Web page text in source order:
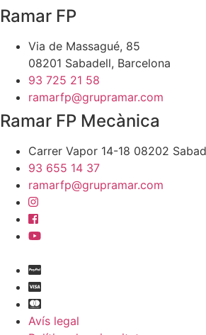
Ramar FP
Via de Massagué, 85
08201 Sabadell, Barcelona
93 725 21 58
ramarfp@grupramar.com
Ramar FP Mecànica
Carrer Vapor 14-18 08202
93 655 14 37
ramarfp@grupramar.com
Avís legal